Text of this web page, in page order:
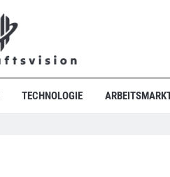
TECHNOLOGIE